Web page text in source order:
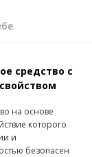
средство с
на основе
которого
и
безопасен